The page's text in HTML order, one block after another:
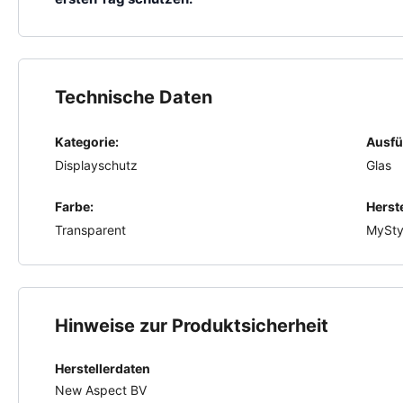
Technische Daten
Kategorie:
Displayschutz
Glas
Farbe:
Transparent
Hinweise zur Produktsicherheit
Herstellerdaten
New Aspect BV